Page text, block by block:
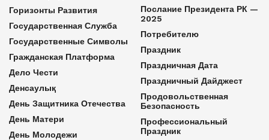
Горизонты Развития
Государственная Служба
Государственные Символы
Гражданская Платформа
Дело Чести
Денсаулық
День Защитника Отечества
День Матери
День Молодежи
Послание Президента РК —
2025
Потребителю
Праздник
Праздничная Дата
Праздничный Дайджест
Продовольственная
Безопасность
Профессиональный
Праздник